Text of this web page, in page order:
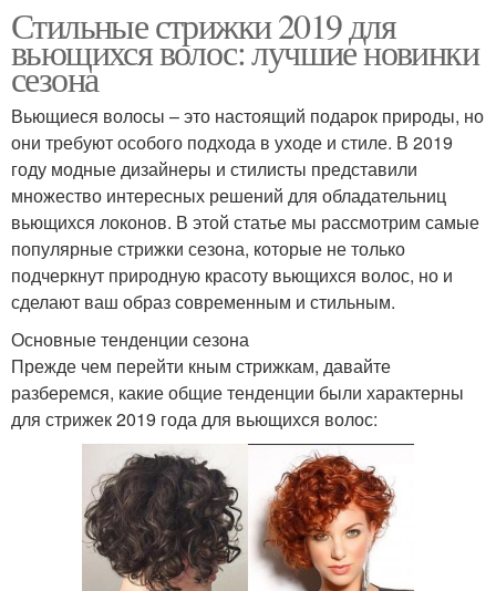
Стильные стрижки 2019 для
вьющихся волос: лучшие новинки
сезона
Вьющиеся волосы – это настоящий подарок природы, но
они требуют особого подхода в уходе и стиле. В 2019
году модные дизайнеры и стилисты представили
множество интересных решений для обладательниц
вьющихся локонов. В этой статье мы рассмотрим самые
популярные стрижки сезона, которые не только
подчеркнут природную красоту вьющихся волос, но и
сделают ваш образ современным и стильным.
Основные тенденции сезона
Прежде чем перейти кным стрижкам, давайте
разберемся, какие общие тенденции были характерны
для стрижек 2019 года для вьющихся волос: